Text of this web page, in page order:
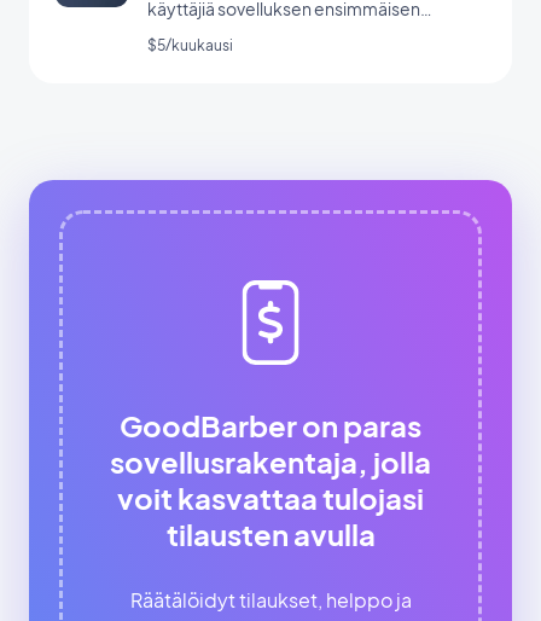
käyttäjiä sovelluksen ensimmäisen
käynnistyksen aikana.
$5/kuukausi
GoodBarber on paras
sovellusrakentaja, jolla
voit kasvattaa tulojasi
tilausten avulla
Räätälöidyt tilaukset, helppo ja